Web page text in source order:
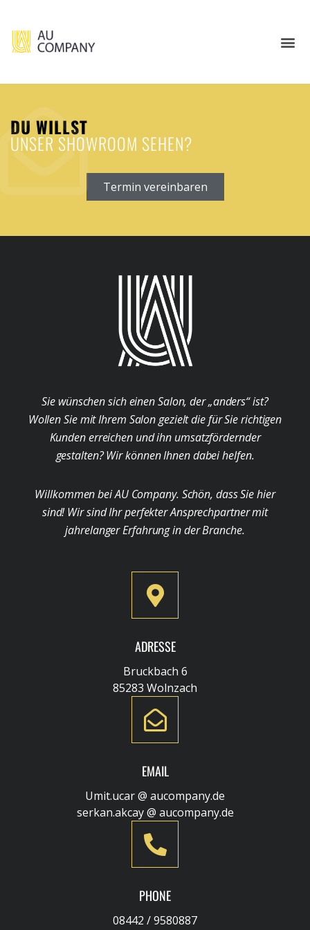
DU WILLST
UNSER SHOWROOM SEHEN?
Termin vereinbaren
Sie wünschen sich einen Salon, der „anders“ ist?
Wollen Sie mit Ihrem Salon gezielt die für Sie richtigen
Kunden erreichen und ihn umsatzfördernder
gestalten? Wir können Ihnen dabei helfen.
Willkommen bei AU Company. Schön, dass Sie hier
sind! Wir sind Ihr perfekter Ansprechpartner mit
jahrelanger Erfahrung in der Branche.
ADRESSE
Bruckbach 6
85283 Wolnzach
EMAIL
Umit.ucar @ aucompany.de
serkan.akcay @ aucompany.de
PHONE
08442 / 9580887